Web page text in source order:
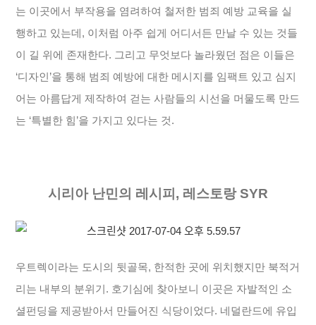
는 이곳에서 부작용을 염려하여 철저한 범죄 예방 교육을 실
행하고 있는데, 이처럼 아주 쉽게 어디서든 만날 수 있는 것들
이 길 위에 존재한다. 그리고 무엇보다 놀라웠던 점은 이들은
‘디자인’을 통해 범죄 예방에 대한 메시지를 임팩트 있고 심지
어는 아름답게 제작하여 걷는 사람들의 시선을 머물도록 만드
는 ‘특별한 힘’을 가지고 있다는 것.
시리아 난민의 레시피, 레스토랑 SYR
우트렉이라는 도시의 뒷골목, 한적한 곳에 위치했지만 북적거
리는 내부의 분위기. 호기심에 찾아보니 이곳은 자발적인 소
셜펀딩을 제공받아서 만들어진 식당이었다. 네덜란드에 유입